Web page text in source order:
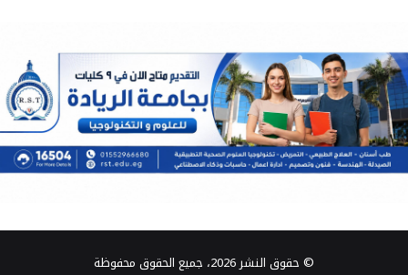
© حقوق النشر 2026، جميع الحقوق محفوظة